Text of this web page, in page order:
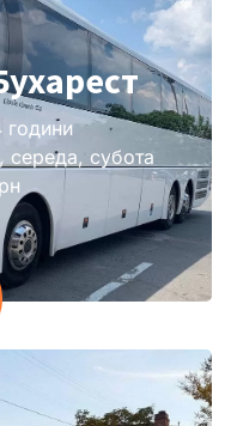
години
середа, субота